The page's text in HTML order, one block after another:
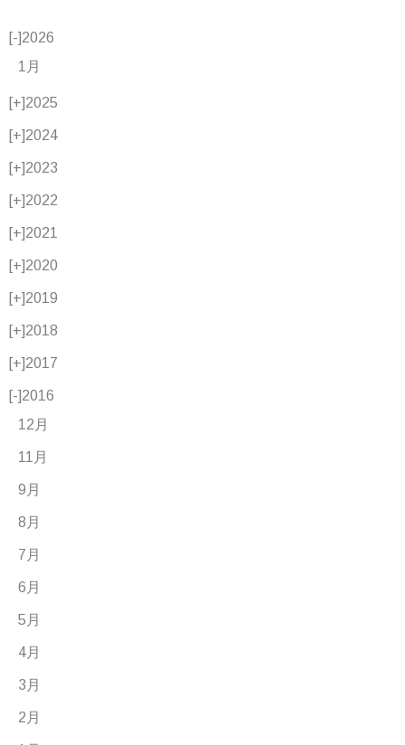
[-]2026
1月
[+]2025
[+]2024
[+]2023
[+]2022
[+]2021
[+]2020
[+]2019
[+]2018
[+]2017
[-]2016
12月
11月
9月
8月
7月
6月
5月
4月
3月
2月